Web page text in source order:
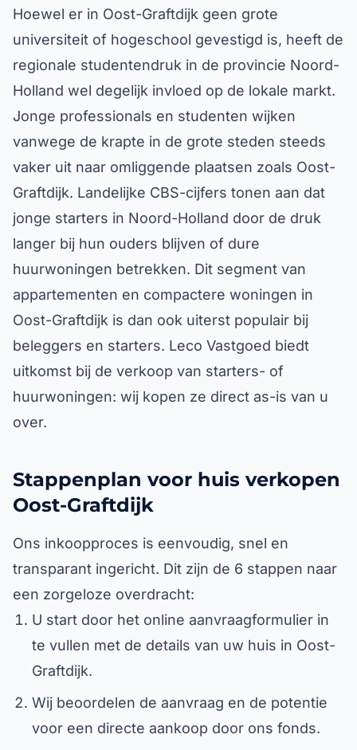
Hoewel er in Oost-Graftdijk geen grote
universiteit of hogeschool gevestigd is, heeft de
regionale studentendruk in de provincie Noord-
Holland wel degelijk invloed op de lokale markt.
Jonge professionals en studenten wijken
vanwege de krapte in de grote steden steeds
vaker uit naar omliggende plaatsen zoals Oost-
Graftdijk. Landelijke CBS-cijfers tonen aan dat
jonge starters in Noord-Holland door de druk
langer bij hun ouders blijven of dure
huurwoningen betrekken. Dit segment van
appartementen en compactere woningen in
Oost-Graftdijk is dan ook uiterst populair bij
beleggers en starters. Leco Vastgoed biedt
uitkomst bij de verkoop van starters- of
huurwoningen: wij kopen ze direct as-is van u
over.
Stappenplan voor huis verkopen
Oost-Graftdijk
Ons inkoopproces is eenvoudig, snel en
transparant ingericht. Dit zijn de 6 stappen naar
een zorgeloze overdracht:
U start door het online aanvraagformulier in
te vullen met de details van uw huis in Oost-
Graftdijk.
Wij beoordelen de aanvraag en de potentie
voor een directe aankoop door ons fonds.